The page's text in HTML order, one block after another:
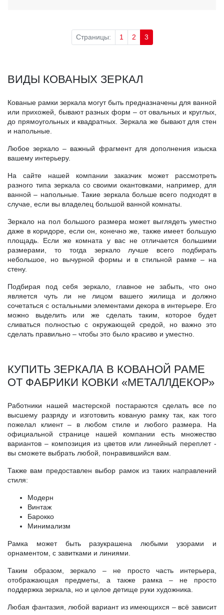
Страницы: 1 2 3
ВИДЫ КОВАНЫХ ЗЕРКАЛ
Кованые рамки зеркала могут быть предназначены для ванной
или прихожей, бывают разных форм – от овальных и круглых,
до прямоугольных и квадратных. Зеркала же бывают для стен
и напольные.
Любое зеркало – важный фрагмент для дополнения изыска
вашему интерьеру.
На сайте нашей компании заказчик может рассмотреть
разного типа зеркала со своими окантовками, например, для
ванной – напольные. Такие зеркала больше всего подходят в
случае, если вы владелец большой ванной комнаты.
Зеркало на пол большого размера может выглядеть уместно
даже в коридоре, если он, конечно же, также имеет большую
площадь. Если же комната у вас не отличается большими
размерами, то тогда зеркало лучше всего подбирать
небольшое, но вычурной формы и в стильной рамке – на
стену.
Подбирая под себя зеркало, главное не забыть, что оно
является чуть ли не лицом вашего жилища и должно
сочетаться с остальными элементами декора в интерьере. Его
можно выделить или же сделать таким, которое будет
сливаться полностью с окружающей средой, но важно это
сделать правильно – чтобы это было красиво и уместно.
КУПИТЬ ЗЕРКАЛА В КОВАНОЙ РАМЕ
ОТ ФАБРИКИ КОВКИ «МЕТАЛЛДЕКОР»
Работники нашей мастерской постараются сделать все по
высшему разряду и изготовить кованую рамку так, как того
пожелал клиент – в любом стиле и любого размера. На
официальной странице нашей компании есть множество
вариантов – композиция из цветов или линейный переплет -
вы сможете выбрать любой, понравившийся вам.
Также вам предоставлен выбор рамок из таких направлений
стиля:
Модерн
Винтаж
Барокко
Минимализм
Рамка может быть разукрашена любыми узорами и
орнаментом, с завитками и линиями.
Таким образом, зеркало – не просто часть интерьера,
отображающая предметы, а также рамка – не просто
поддержка зеркала, но и целое детище руки художника.
Любая фантазия, любой вариант из имеющихся – всё зависит